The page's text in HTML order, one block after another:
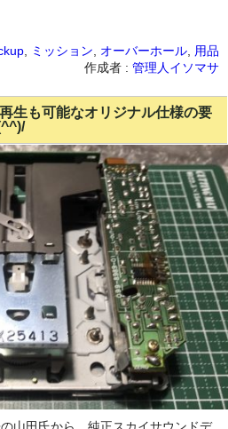
ミッション オーバーホール
用品
作成者 : 管理人イソマサ
生も可能なオリジナル仕様の要